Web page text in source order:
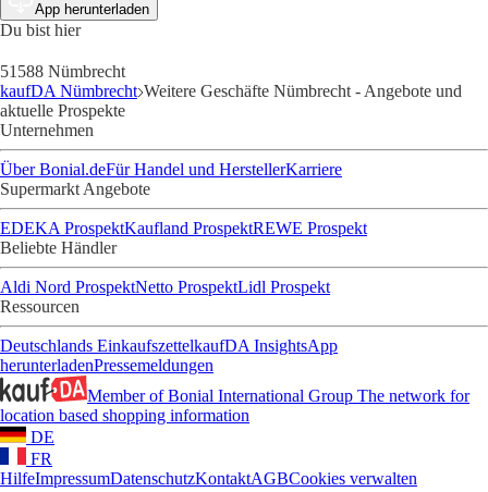
App herunterladen
Du bist hier
51588 Nümbrecht
kaufDA Nümbrecht Weitere Geschäfte Nümbrecht - Angebote und
aktuelle Prospekte
Unternehmen
Über Bonial.deFür Handel und HerstellerKarriere
Supermarkt Angebote
EDEKA ProspektKaufland ProspektREWE Prospekt
Beliebte Händler
Aldi Nord ProspektNetto ProspektLidl Prospekt
Ressourcen
Deutschlands EinkaufszettelkaufDA InsightsApp
herunterladenPressemeldungen
Member of Bonial International Group The network for
location based shopping information
DE
FR
HilfeImpressumDatenschutzKontaktAGBCookies verwalten